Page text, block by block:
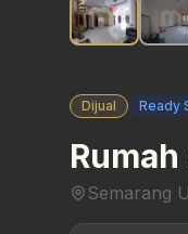
Dijual Ready
Semarang